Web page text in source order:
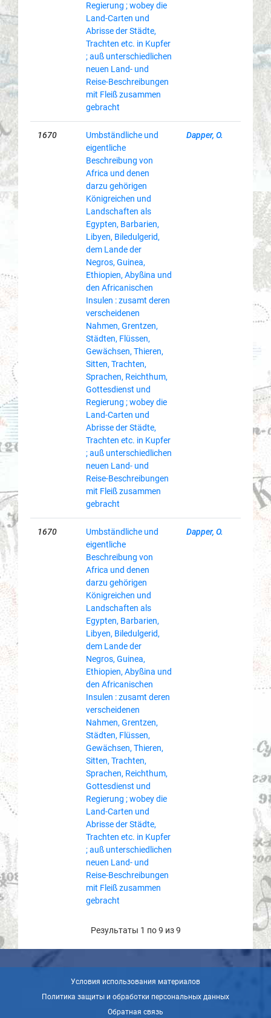
Regierung ; wobey die
Land-Carten und
Abrisse der Städte,
Trachten etc. in Kupfer
; auß unterschiedlichen
neuen Land- und
Reise-Beschreibungen
mit Fleiß zusammen
gebracht
1670
Umbständliche und
eigentliche
Beschreibung von
Africa und denen
darzu gehörigen
Königreichen und
Landschaften als
Egypten, Barbarien,
Libyen, Biledulgerid,
dem Lande der
Negros, Guinea,
Ethiopien, Abyßina und
den Africanischen
Insulen : zusamt deren
verscheidenen
Nahmen, Grentzen,
Städten, Flüssen,
Gewächsen, Thieren,
Sitten, Trachten,
Sprachen, Reichthum,
Gottesdienst und
Regierung ; wobey die
Land-Carten und
Abrisse der Städte,
Trachten etc. in Kupfer
; auß unterschiedlichen
neuen Land- und
Reise-Beschreibungen
mit Fleiß zusammen
gebracht
Dapper, O.
1670
Umbständliche und
eigentliche
Beschreibung von
Africa und denen
darzu gehörigen
Königreichen und
Landschaften als
Egypten, Barbarien,
Libyen, Biledulgerid,
dem Lande der
Negros, Guinea,
Ethiopien, Abyßina und
den Africanischen
Insulen : zusamt deren
verscheidenen
Nahmen, Grentzen,
Städten, Flüssen,
Gewächsen, Thieren,
Sitten, Trachten,
Sprachen, Reichthum,
Gottesdienst und
Regierung ; wobey die
Land-Carten und
Abrisse der Städte,
Trachten etc. in Kupfer
; auß unterschiedlichen
neuen Land- und
Reise-Beschreibungen
mit Fleiß zusammen
gebracht
Dapper, O.
Результаты 1 по 9 из 9
Условия использования материалов
Политика защиты и обработки персональных данных
Обратная связь